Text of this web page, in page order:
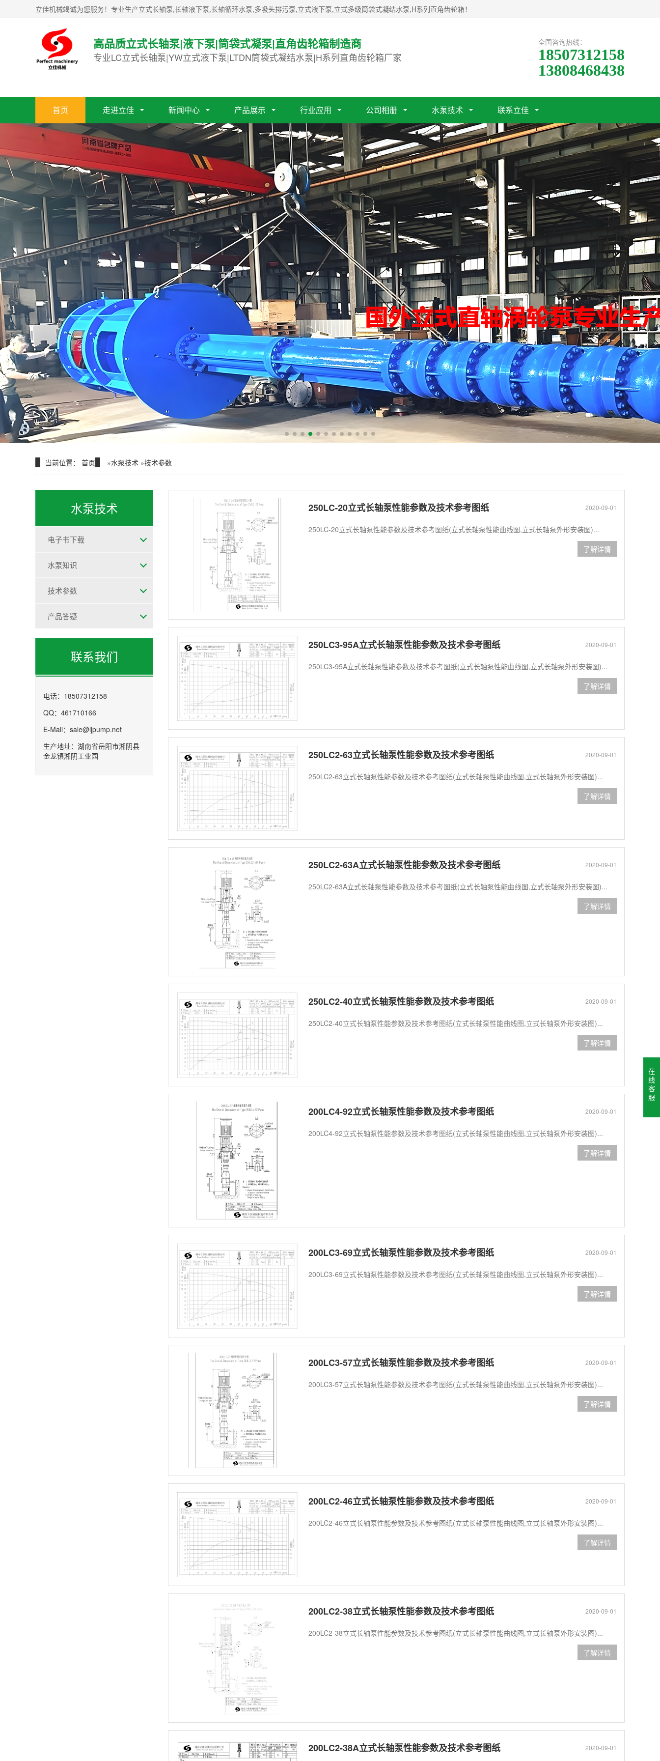
立佳机械竭诚为您服务！专业生产立式长轴泵,长轴液下泵,长轴循环水泵,多吸头排污泵,立式液下泵,立式多级筒袋式凝结水泵,H系列直角齿轮箱！
高品质立式长轴泵|液下泵|筒袋式凝泵|直角齿轮箱制造商
专业LC立式长轴泵|YW立式液下泵|LTDN筒袋式凝结水泵|H系列直角齿轮箱厂家
全国咨询热线：
18507312158
13808468438
首页 走进立佳 新闻中心 产品展示 行业应用 公司相册 水泵技术 联系立佳
当前位置： 首页 »水泵技术 »技术参数
水泵技术
电子书下载
水泵知识
技术参数
产品答疑
联系我们
电话：18507312158
QQ：461710166
E-Mail：sale@ljpump.net
生产地址：湖南省岳阳市湘阴县
金龙镇湘阴工业园
2020-09-01
250LC-20立式长轴泵性能参数及技术参考图纸
250LC-20立式长轴泵性能参数及技术参考图纸(立式长轴泵性能曲线图,立式长轴泵外形安装图)...
了解详情
2020-09-01
250LC3-95A立式长轴泵性能参数及技术参考图纸
250LC3-95A立式长轴泵性能参数及技术参考图纸(立式长轴泵性能曲线图,立式长轴泵外形安装图)...
了解详情
2020-09-01
250LC2-63立式长轴泵性能参数及技术参考图纸
250LC2-63立式长轴泵性能参数及技术参考图纸(立式长轴泵性能曲线图,立式长轴泵外形安装图)...
了解详情
2020-09-01
250LC2-63A立式长轴泵性能参数及技术参考图纸
250LC2-63A立式长轴泵性能参数及技术参考图纸(立式长轴泵性能曲线图,立式长轴泵外形安装图)...
了解详情
2020-09-01
250LC2-40立式长轴泵性能参数及技术参考图纸
250LC2-40立式长轴泵性能参数及技术参考图纸(立式长轴泵性能曲线图,立式长轴泵外形安装图)...
了解详情
2020-09-01
200LC4-92立式长轴泵性能参数及技术参考图纸
200LC4-92立式长轴泵性能参数及技术参考图纸(立式长轴泵性能曲线图,立式长轴泵外形安装图)...
了解详情
2020-09-01
200LC3-69立式长轴泵性能参数及技术参考图纸
200LC3-69立式长轴泵性能参数及技术参考图纸(立式长轴泵性能曲线图,立式长轴泵外形安装图)...
了解详情
2020-09-01
200LC3-57立式长轴泵性能参数及技术参考图纸
200LC3-57立式长轴泵性能参数及技术参考图纸(立式长轴泵性能曲线图,立式长轴泵外形安装图)...
了解详情
2020-09-01
200LC2-46立式长轴泵性能参数及技术参考图纸
200LC2-46立式长轴泵性能参数及技术参考图纸(立式长轴泵性能曲线图,立式长轴泵外形安装图)...
了解详情
2020-09-01
200LC2-38立式长轴泵性能参数及技术参考图纸
200LC2-38立式长轴泵性能参数及技术参考图纸(立式长轴泵性能曲线图,立式长轴泵外形安装图)...
了解详情
2020-09-01
200LC2-38A立式长轴泵性能参数及技术参考图纸
在
线
客
服